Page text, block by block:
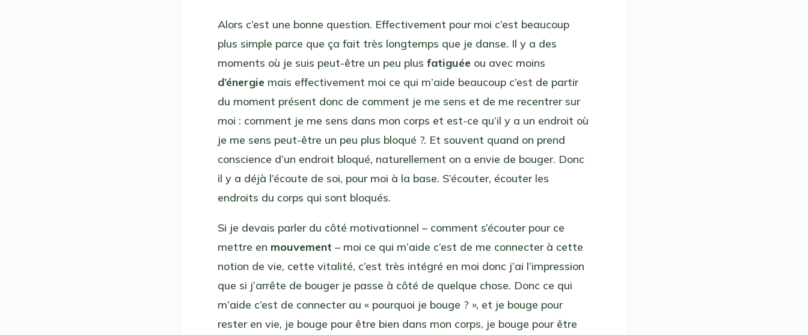
Alors c’est une bonne question. Effectivement pour moi c’est beaucoup
plus simple parce que ça fait très longtemps que je danse. Il y a des
moments où je suis peut-être un peu plusfatiguée ou avec moins
d’énergie mais effectivement moi ce qui m’aide beaucoup c’est de partir
du moment présent donc de comment je me sens et de me recentrer sur
moi : comment je me sens dans mon corps et est-ce qu’il y a un endroit où
je me sens peut-être un peu plus bloqué ?. Et souvent quand on prend
conscience d’un endroit bloqué, naturellement on a envie de bouger. Donc
il y a déjà l’écoute de soi, pour moi à la base. S’écouter, écouter les
endroits du corps qui sont bloqués.
Si je devais parler du côté motivationnel – comment s’écouter pour ce
mettre en mouvement – moi ce qui m’aide c’est de me connecter à cette
notion de vie, cette vitalité, c’est très intégré en moi donc j’ai l’impression
que si j’arrête de bouger je passe à côté de quelque chose. Donc ce qui
m’aide c’est de connecter au « pourquoi je bouge ? », et je bouge pour
rester en vie, je bouge pour être bien dans mon corps, je bouge pour être